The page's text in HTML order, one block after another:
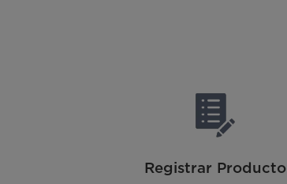
Registrar Producto